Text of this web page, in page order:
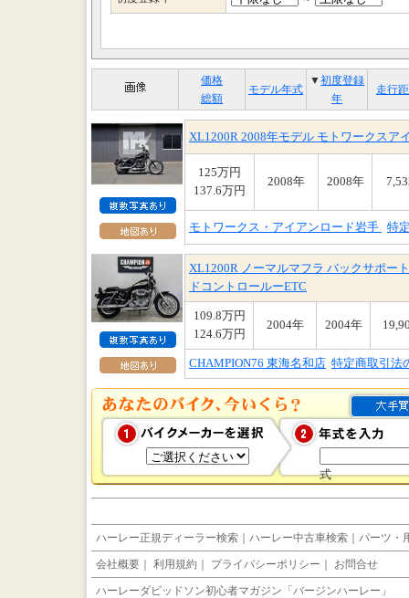
価格
総額
モデル年式
▼初度登録
年
走行
XL1200R 2008年モデル モトワークスア
125万円
137.6万円
2008年 2008年
モトワークス・アイアンロード岩手 特
XL1200R ノーマルマフラ バックサポー
ドコントロールーETC
109.8万円
124.6万円
2004年 2004年
CHAMPION76 東海名和店 特定商取引法
式
ハーレー正規ディーラー検索 ｜ ハーレー中古車検索 ｜ パーツ・
会社概要 ｜ 利用規約 ｜ プライバシーポリシー ｜ お問合せ
ハーレーダビッドソン初心者マガジン「バージンハーレー」